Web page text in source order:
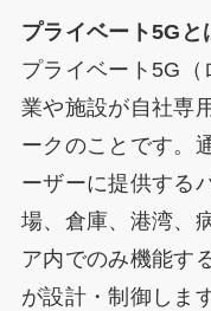
プライベート5Gと
プライベート5G
業や施設が自社専
ークのことです。
ーザーに提供する
場、倉庫、港湾、
ア内でのみ機能す
が設計・制御します